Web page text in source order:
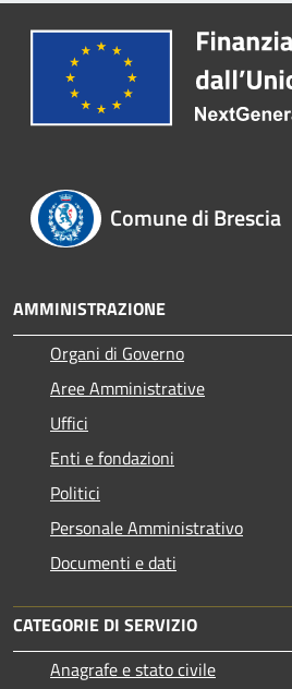
Comune di Brescia
AMMINISTRAZIONE
Organi di Governo
Aree Amministrative
Uffici
Enti e fondazioni
Politici
Personale Amministrativo
Documenti e dati
CATEGORIE DI SERVIZIO
Anagrafe e stato civile